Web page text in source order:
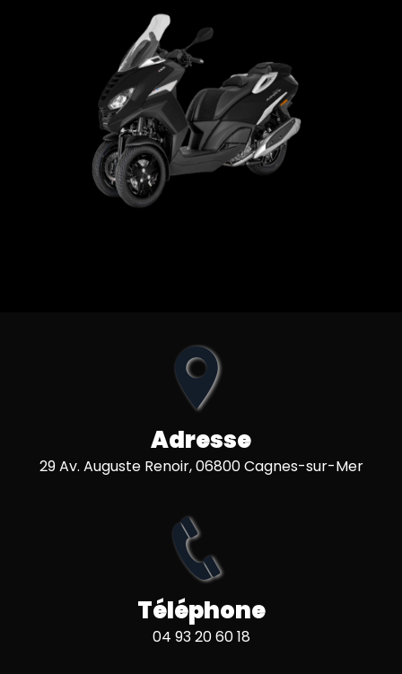
Adresse
29 Av. Auguste Renoir, 06800 Cagnes-sur-Mer
Téléphone
04 93 20 60 18